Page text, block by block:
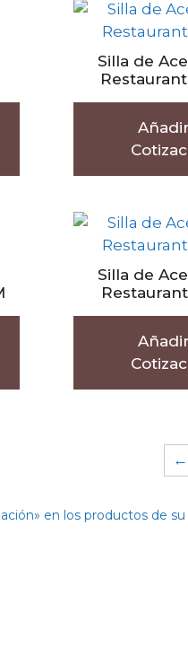
Silla de
Silla de
←
en los productos de